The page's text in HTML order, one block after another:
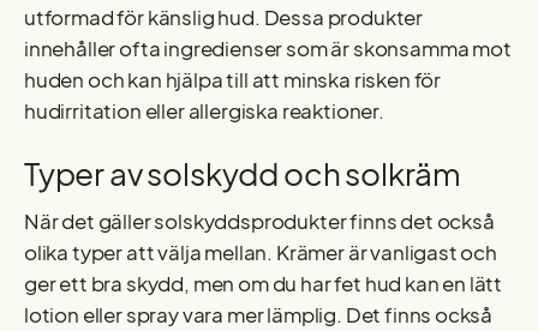
utformad för känslig hud. Dessa produkter
innehåller ofta ingredienser som är skonsamma mot
huden och kan hjälpa till att minska risken för
hudirritation eller allergiska reaktioner.
Typer av solskydd och solkräm
När det gäller solskyddsprodukter finns det också
olika typer att välja mellan. Krämer är vanligast och
ger ett bra skydd, men om du har fet hud kan en lätt
lotion eller spray vara mer lämplig. Det finns också